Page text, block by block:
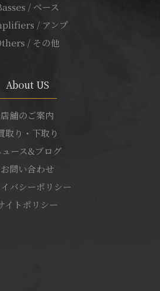
/ ベース
/ アンプ
/ その他
About US
店舗のご案内
取り・下取り
ュース&ブログ
お問い合わせ
バシーポリシー
イトポリシー